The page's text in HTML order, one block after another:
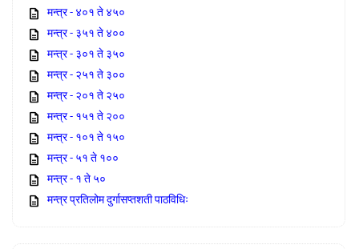
मन्त्र - ४०१ ते ४५०
मन्त्र - ३५१ ते ४००
मन्त्र - ३०१ ते ३५०
मन्त्र - २५१ ते ३००
मन्त्र - २०१ ते २५०
मन्त्र - १५१ ते २००
मन्त्र - १०१ ते १५०
मन्त्र - ५१ ते १००
मन्त्र - १ ते ५०
मन्त्र प्रतिलोम दुर्गासप्तशती पाठविधिः